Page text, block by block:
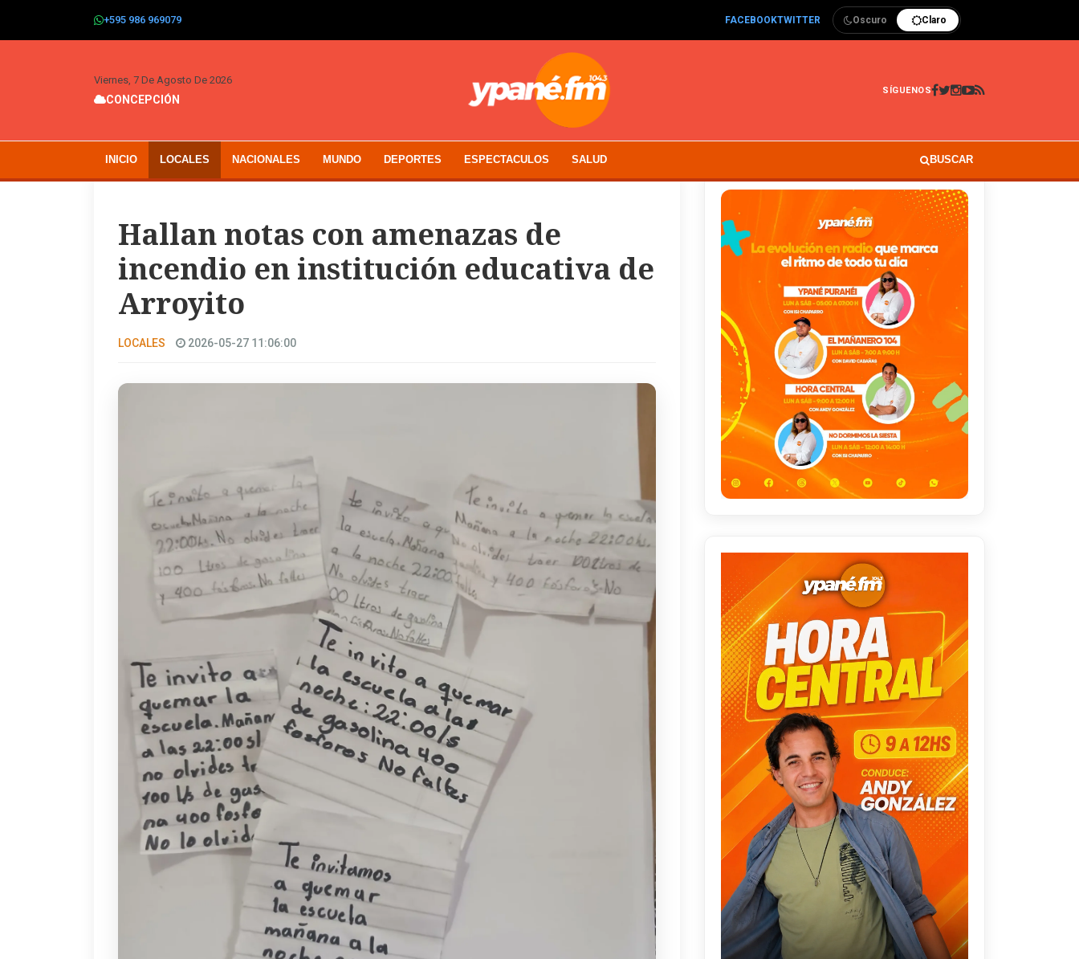
+595 986 969079 FACEBOOKTWITTER Oscuro Claro
Viernes, 7 De Agosto De 2026
CONCEPCIÓN
SÍGUENOS
INICIO LOCALES NACIONALES MUNDO DEPORTES ESPECTACULOS SALUD BUSCAR
Hallan notas con amenazas de
incendio en institución educativa de
Arroyito
LOCALES 2026-05-27 11:06:00